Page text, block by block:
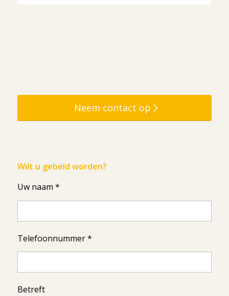
Neem contact op
Wilt u gebeld worden?
Uw naam *
Telefoonnummer *
Betreft